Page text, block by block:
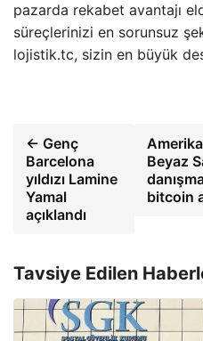
pazarda rekabet avantajı
süreçlerinizi en sorunsuz
lojistik.tc, sizin en büyük
← Genç
Barcelona
yıldızı Lamine
Yamal
açıklandı
Beyaz
bitcoin
Tavsiye Edilen